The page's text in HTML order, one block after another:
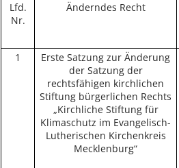
Lfd.
Nr.
Änderndes Recht
1
Erste Satzung zur Änderung
der Satzung der
rechtsfähigen kirchlichen
Stiftung bürgerlichen Rechts
„Kirchliche Stiftung für
Klimaschutz im Evangelisch-
Lutherischen Kirchenkreis
Mecklenburg“